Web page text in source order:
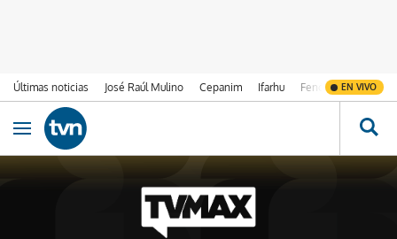
Últimas noticias José Raúl Mulino Cepanim Ifarhu Fenómeno de El
EN VIVO
Ir al contenido
Obrir navegació